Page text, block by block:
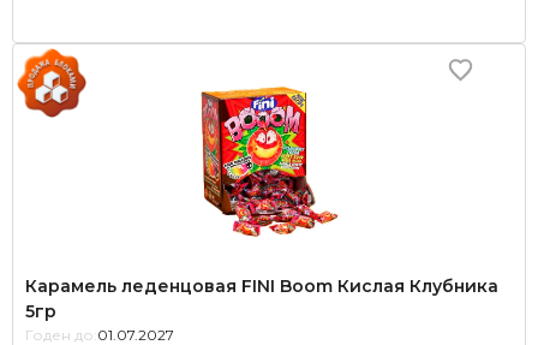
Карамель леденцовая FINI Boom Кислая Клубника
5гр
Годен до: 01.07.2027